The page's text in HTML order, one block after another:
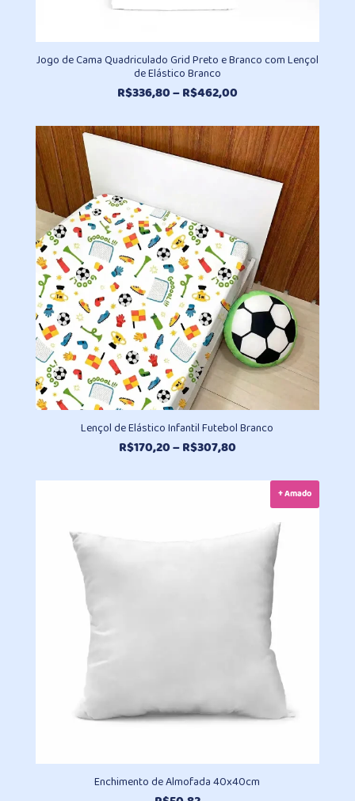
Jogo de Cama Quadriculado Grid Preto e Branco com Lençol
de Elástico Branco
R$336,80–R$462,00Faixa
preço:
R$336,80
através
R$462,00
Lençol de Elástico Infantil Futebol Branco
R$170,20–R$307,80Faixa
preço:
R$170,20
R$307,80
+ Amado
Enchimento de Almofada 40x40cm